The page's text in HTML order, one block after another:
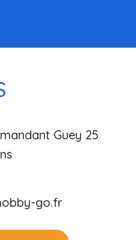
Guey 25
go.fr